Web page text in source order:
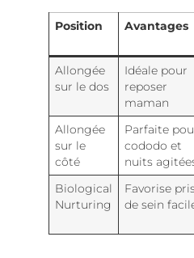
Position Avantages
Allongée
sur le dos
Idéale pour
reposer
maman
Allongée
sur le
côté
Parfaite
cododo et
nuits
Biological
Nurturing
Favorise
de sein